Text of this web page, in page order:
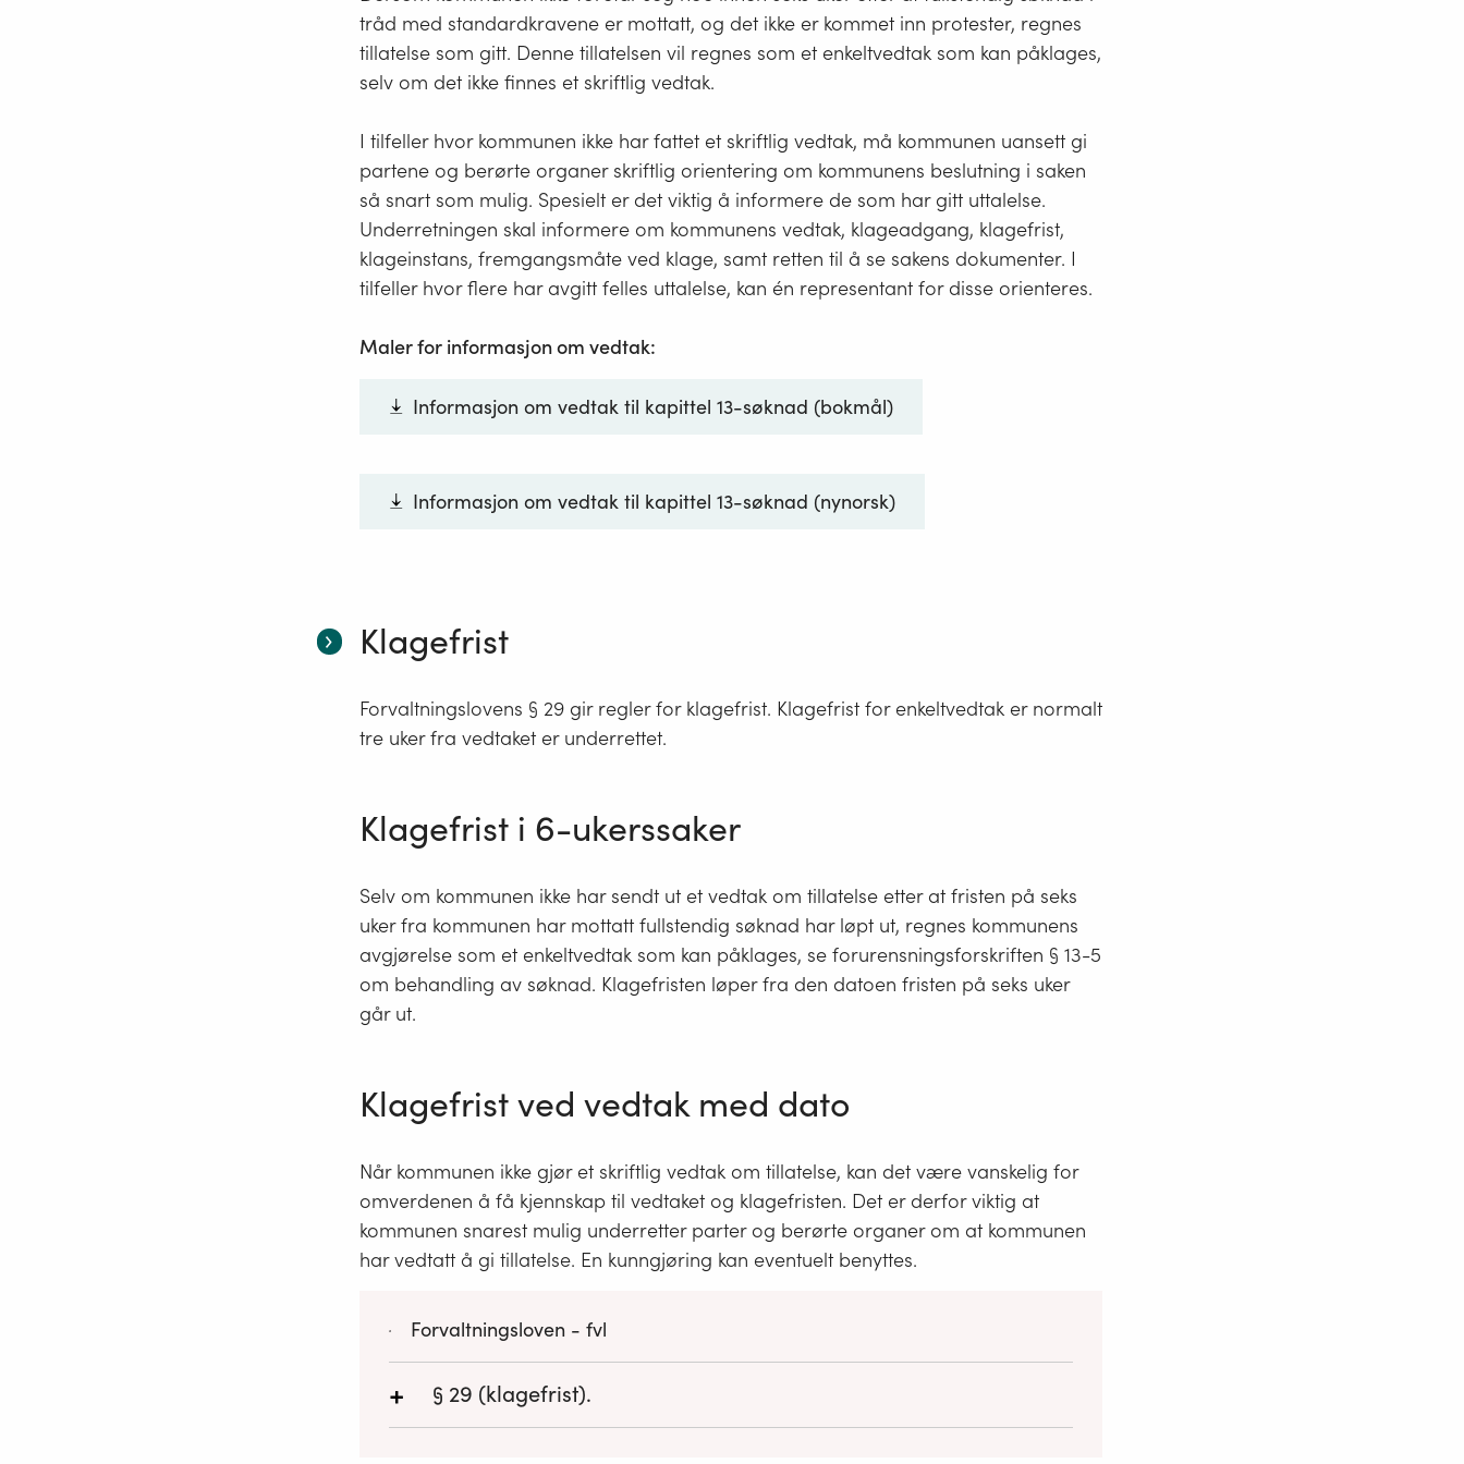
De hovedhensyn som har vært avgjørende ved utøving av forvaltningsmessig
skjønn, bør nevnes. Er det gitt retningslinjer for skjønnsutøvingen, vil i
alminnelighet en henvisning til retningslinjene være tilstrekkelig.
jan 1995 nr. 4 (ikr. 1 apr 1995).
Hentet fra Lovdata -Forvaltningsloven - fvl
tråd med standardkravene er mottatt, og det ikke er kommet inn protester, regnes
tillatelse som gitt. Denne tillatelsen vil regnes som et enkeltvedtak som kan påklages,
selv om det ikke finnes et skriftlig vedtak.
I tilfeller hvor kommunen ikke har fattet et skriftlig vedtak, må kommunen uansett gi
partene og berørte organer skriftlig orientering om kommunens beslutning i saken
så snart som mulig. Spesielt er det viktig å informere de som har gitt uttalelse.
Underretningen skal informere om kommunens vedtak, klageadgang, klagefrist,
klageinstans, fremgangsmåte ved klage, samt retten til å se sakens dokumenter. I
tilfeller hvor flere har avgitt felles uttalelse, kan én representant for disse orienteres.
Maler for informasjon om vedtak:
Informasjon om vedtak til kapittel 13-søknad (bokmål)
Informasjon om vedtak til kapittel 13-søknad (nynorsk)
Klagefrist
Forvaltningslovens § 29 gir regler for klagefrist. Klagefrist for enkeltvedtak er normalt
tre uker fra vedtaket er underrettet.
Klagefrist i 6-ukerssaker
Selv om kommunen ikke har sendt ut et vedtak om tillatelse etter at fristen på seks
uker fra kommunen har mottatt fullstendig søknad har løpt ut, regnes kommunens
avgjørelse som et enkeltvedtak som kan påklages, se forurensningsforskriften § 13-5
om behandling av søknad. Klagefristen løper fra den datoen fristen på seks uker
går ut.
Klagefrist ved vedtak med dato
Når kommunen ikke gjør et skriftlig vedtak om tillatelse, kan det være vanskelig for
omverdenen å få kjennskap til vedtaket og klagefristen. Det er derfor viktig at
kommunen snarest mulig underretter parter og berørte organer om at kommunen
har vedtatt å gi tillatelse. En kunngjøring kan eventuelt benyttes.
Forvaltningsloven - fvl
+ § 29 (klagefrist).